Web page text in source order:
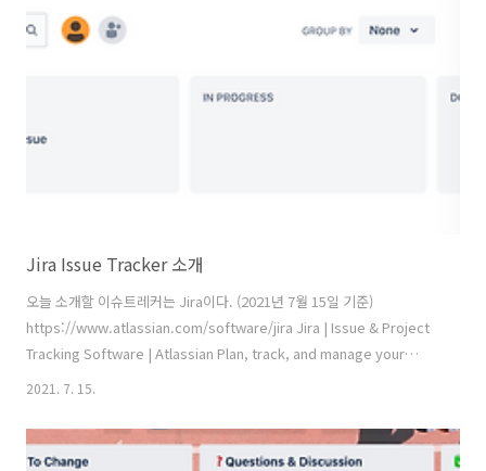
for project management t..
Jira Issue Tracker 소개
오늘 소개할 이슈트레커는 Jira이다. (2021년 7월 15일 기준)
https://www.atlassian.com/software/jira Jira | Issue & Project
Tracking Software | Atlassian Plan, track, and manage your
agile and software development projects in Jira. Customize
www.atlassian.com 평가 UI: 디자인이 예쁜지. UX: 사용자 경험에대
해서 얼마나 신경을 썼는지. (Drag and Drop, 다른 작업들과의 연동성
2021. 7. 15.